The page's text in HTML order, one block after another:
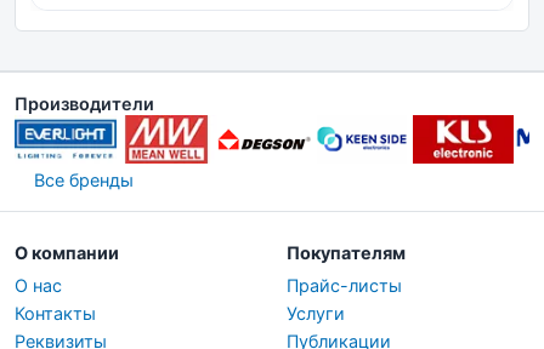
Производители
Все бренды
О компании
О нас
Контакты
Реквизиты
Покупателям
Прайс-листы
Услуги
Публикации